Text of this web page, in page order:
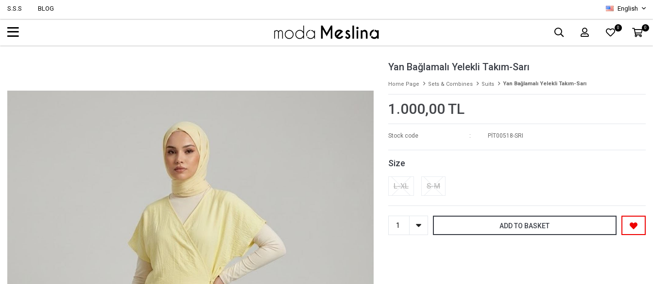
S.S.S BLOG English
0 0
Yan Bağlamalı Yelekli Takım-Sarı
Home Page Sets & Combines Suits Yan Bağlamalı Yelekli Takım-Sarı
1.000,00 TL
Stock code PİT00518-SRI
Size
L-XL S-M
ADD TO BASKET